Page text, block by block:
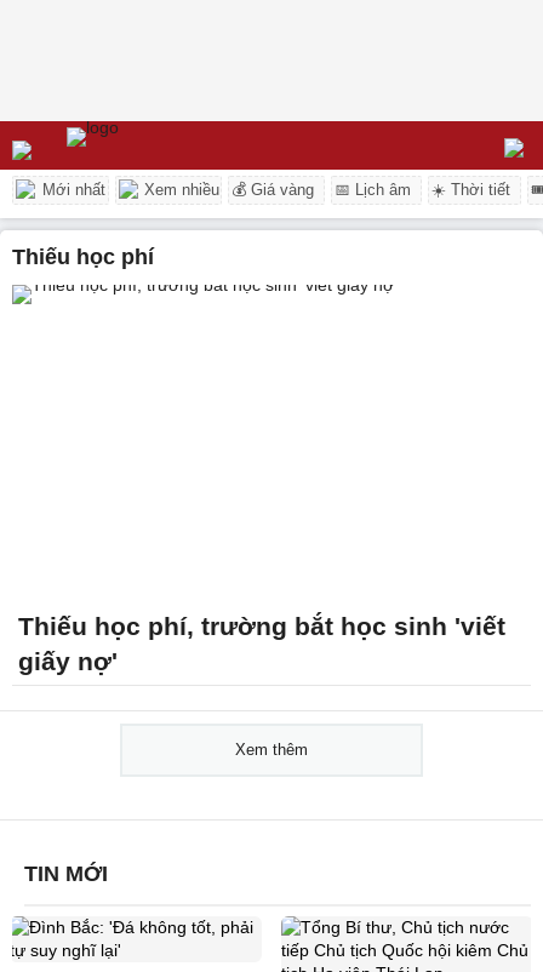
Mới nhất Xem nhiều 💰 Giá vàng 📅 Lịch âm ☀️ Thời tiết
Thiếu học phí
Thiếu học phí, trường bắt học sinh 'viết
giấy nợ'
Xem thêm
TIN MỚI